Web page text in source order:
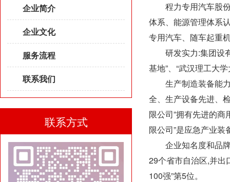
企业简介
企业文化
服务流程
联系我们
联系方式
程力专用汽车股份
体系、能源管理体系
专用汽车、随车起重
研发实力:集团设有
基地”、“武汉理工大
生产制造装备能力:
全、生产设备先进、
限公司”拥有先进的
限公司”是应急产业
企业知名度和品牌
29个省市自治区,并出
100强”第5位。